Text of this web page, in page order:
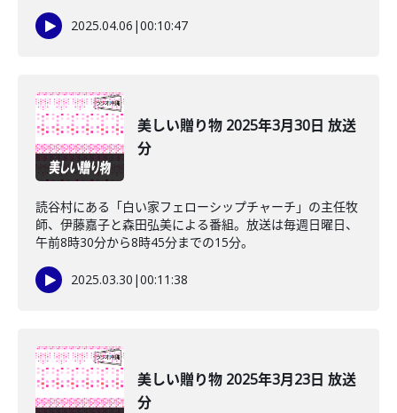
2025.04.06 |00:10:47
美しい贈り物 2025年3月30日 放送
分
読谷村にある「白い家フェローシップチャーチ」の主任牧
師、伊藤嘉子と森田弘美による番組。放送は毎週日曜日、
午前8時30分から8時45分までの15分。
2025.03.30 |00:11:38
美しい贈り物 2025年3月23日 放送
分